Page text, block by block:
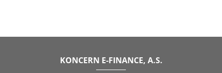
KONCERN E-FINANCE, A.S.